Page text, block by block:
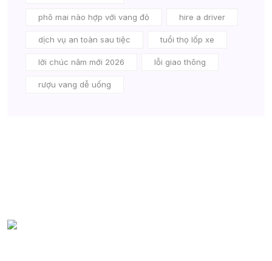
phô mai nào hợp với vang đỏ hire a driver
dịch vụ an toàn sau tiệc tuổi thọ lốp xe
lời chúc năm mới 2026 lỗi giao thông
rượu vang dễ uống